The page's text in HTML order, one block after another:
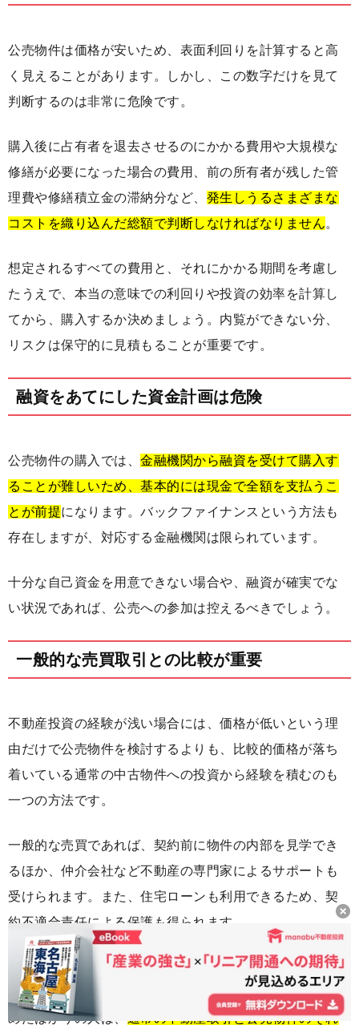
公売物件は価格が安いため、表面利回りを計算すると高
く見えることがあります。しかし、この数字だけを見て
判断するのは非常に危険です。
購入後に占有者を退去させるのにかかる費用や大規模な
修繕が必要になった場合の費用、前の所有者が残した管
理費や修繕積立金の滞納分など、 発生しうるさまざまな
コストを織り込んだ総額で判断しなければなりません。
想定されるすべての費用と、それにかかる期間を考慮し
たうえで、本当の意味での利回りや投資の効率を計算し
てから、購入するか決めましょう。内覧ができない分、
リスクは保守的に見積もることが重要です。
融資をあてにした資金計画は危険
公売物件の購入では、 金融機関から融資を受けて購入す
ることが難しいため、基本的には現金で全額を支払うこ
とが前提になります。バックファイナンスという方法も
存在しますが、対応する金融機関は限られています。
十分な自己資金を用意できない場合や、融資が確実でな
い状況であれば、公売への参加は控えるべきでしょう。
一般的な売買取引との比較が重要
不動産投資の経験が浅い場合には、価格が低いという理
由だけで公売物件を検討するよりも、比較的価格が落ち
着いている通常の中古物件への投資から経験を積むのも
一つの方法です。
一般的な売買であれば、契約前に物件の内部を見学でき
るほか、仲介会社など不動産の専門家によるサポートも
受けられます。また、住宅ローンも利用できるため、契
約不適合責任による保護も得られます。
公売物件はすでに不動産投資の経験を積んだ投資家向け
の側面が強いため、不動産投資をこれから始める人や始
めたばかりの人は、 通常の不動産取引と公売物件のそれ